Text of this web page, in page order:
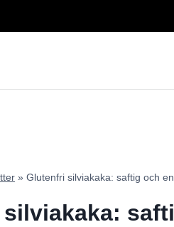
» Glutenfri silviakaka: saftig och